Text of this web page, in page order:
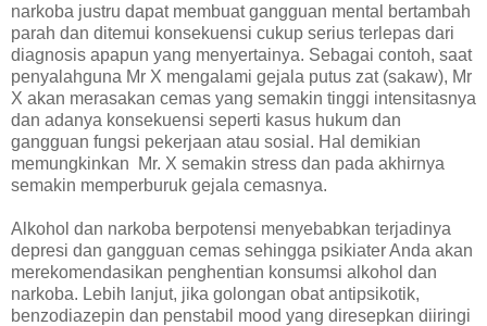
narkoba justru dapat membuat gangguan mental bertambah
parah dan ditemui konsekuensi cukup serius terlepas dari
diagnosis apapun yang menyertainya. Sebagai contoh, saat
penyalahguna Mr X mengalami gejala putus zat (sakaw), Mr
X akan merasakan cemas yang semakin tinggi intensitasnya
dan adanya konsekuensi seperti kasus hukum dan
gangguan fungsi pekerjaan atau sosial. Hal demikian
memungkinkan Mr. X semakin stress dan pada akhirnya
semakin memperburuk gejala cemasnya.
Alkohol dan narkoba berpotensi menyebabkan terjadinya
depresi dan gangguan cemas sehingga psikiater Anda akan
merekomendasikan penghentian konsumsi alkohol dan
narkoba. Lebih lanjut, jika golongan obat antipsikotik,
benzodiazepin dan penstabil mood yang diresepkan diiringi